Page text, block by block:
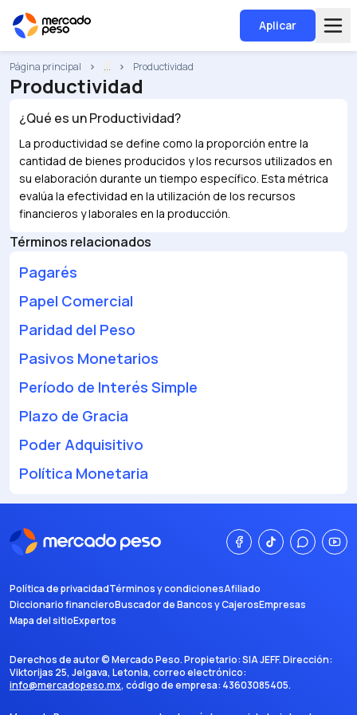
Aplicar
Página principal ... Productividad
Productividad
¿Qué es unProductividad?
La productividad se define como la proporción entre la
cantidad de bienes producidos y los recursos utilizados en
su elaboración durante un tiempo específico. Esta métrica
evalúa la efectividad en la utilización de los recursos
financieros y laborales en la producción.
Términos relacionados
Pagarés
Papel Comercial
Paridad del Peso
Pasivos Monetarios
Período de Interés Simple
Plazo de Gracia
Poder Adquisitivo
Política Monetaria
Política de privacidadTérminos y condicionesAfiliado
Diccionario financieroBuscador de Bancos y CajerosEmpresas
Mapa del sitioExpertos
Derechos de autor ©Mercado Peso. Propietario:SIA JEFF. Dirección:
Viktorijas 25, Jelgava, Letonia, correo electrónico:
info@mercadopeso.mx, código de empresa: 43603085405.